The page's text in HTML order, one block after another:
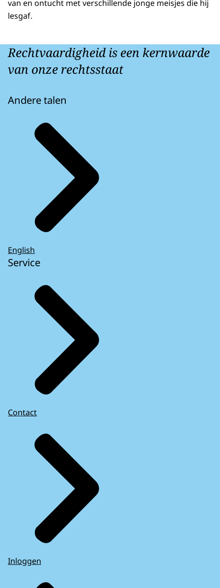
van en ontucht met verschillende jonge meisjes die hij
lesgaf.
Rechtvaardigheid is een kernwaarde
van onze rechtsstaat
Andere talen
English
Service
Contact
Inloggen